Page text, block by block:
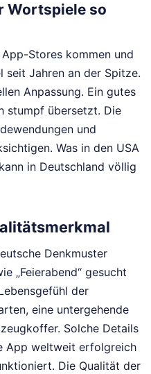
Wortspiele so
Stores kommen und
seit Jahren an der Spitze.
Anpassung. Ein gutes
stumpf übersetzt. Die
und
Was in den USA
in Deutschland völlig
Denkmuster
„Feierabend“ gesucht
der
eine untergehende
Solche Details
App weltweit erfolgreich
Die Qualität der